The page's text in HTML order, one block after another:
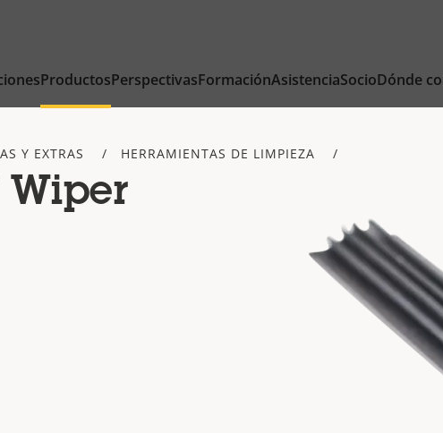
ProductosPerspectivasFormaciónAsistenciaSocioDónde
Y EXTRAS HERRAMIENTAS DE LIMPIEZA
Wiper